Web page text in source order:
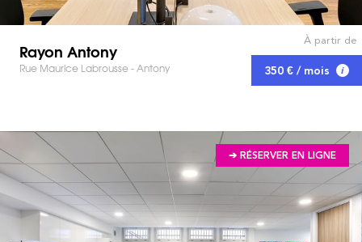
Rayon Antony
Rue Maurice Labrousse - Antony
À partir de
350 € / mois
➔ RÉSERVER EN LIGNE